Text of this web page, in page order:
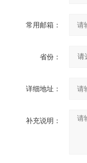
常用邮箱：
省份：
详细地址：
补充说明：